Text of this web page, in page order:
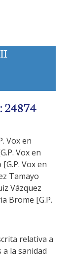
24874
Vox en
Vox en
Vox en
Tamayo
Vázquez
Brome [G.P.
relativa a
la sanidad